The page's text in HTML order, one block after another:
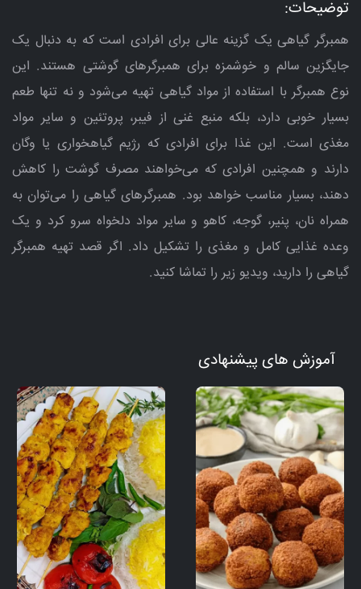
توضیحات:
همبرگر گیاهی یک گزینه عالی برای افرادی است که به دنبال یک
جایگزین سالم و خوشمزه برای همبرگرهای گوشتی هستند. این
نوع همبرگر با استفاده از مواد گیاهی تهیه می‌شود و نه تنها طعم
بسیار خوبی دارد، بلکه منبع غنی از فیبر، پروتئین و سایر مواد
مغذی است. این غذا برای افرادی که رژیم گیاهخواری یا وگان
دارند و همچنین افرادی که می‌خواهند مصرف گوشت را کاهش
دهند، بسیار مناسب خواهد بود. همبرگرهای گیاهی را می‌توان به
همراه نان، پنیر، گوجه، کاهو و سایر مواد دلخواه سرو کرد و یک
وعده غذایی کامل و مغذی را تشکیل داد. اگر قصد تهیه همبرگر
گیاهی را دارید، ویدیو زیر را تماشا کنید.
آموزش های پیشنهادی